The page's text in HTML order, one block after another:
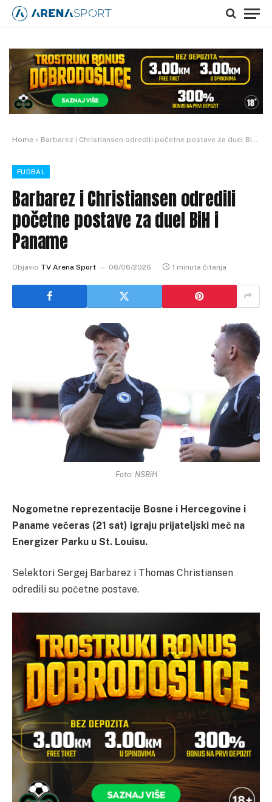
Home » Barbarez i Christiansen odredili početne postave za duel BiH i Paname
FUDBAL
Barbarez i Christiansen odredili
početne postave za duel BiH i
Paname
Objavio TV Arena Sport 06/06/2026 1 minuta čitanja
Foto: NSBiH
Nogometne reprezentacije Bosne i Hercegovine i
Paname večeras (21 sat) igraju prijateljski meč na
Energizer Parku u St. Louisu.
Selektori Sergej Barbarez i Thomas Christiansen
odredili su početne postave.